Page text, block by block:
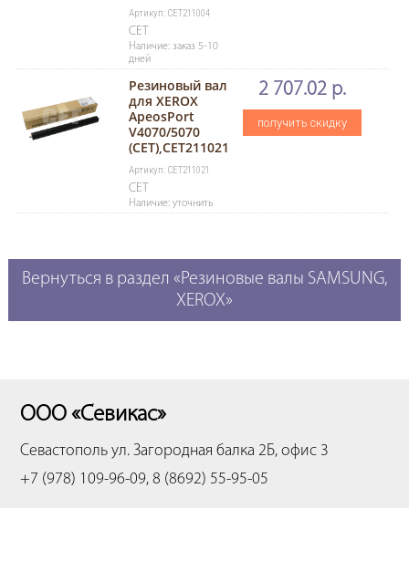
Артикул: CET211004
CET
Наличие: заказ 5-10
дней
Резиновый вал
для XEROX
ApeosPort
V4070/5070
(CET),CET211021
Артикул: CET211021
CET
Наличие: уточнить
2 707.02 р.
получить скидку
Вернуться в раздел «Резиновые валы SAMSUNG,
XEROX»
ООО «Севикас»
Севастополь ул. Загородная балка 2Б, офис 3
+7 (978) 109-96-09, 8 (8692) 55-95-05